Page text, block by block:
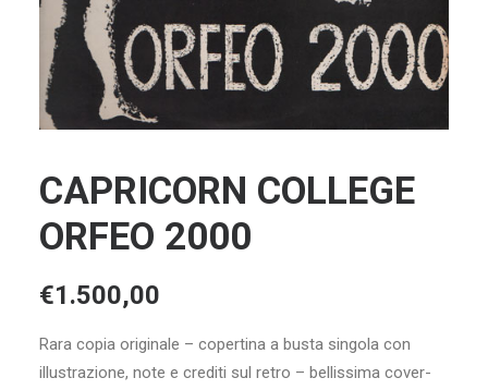
CAPRICORN COLLEGE
ORFEO 2000
€1.500,00
Rara copia originale – copertina a busta singola con
illustrazione, note e crediti sul retro – bellissima cover-